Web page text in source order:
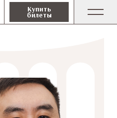
Купить
билеты